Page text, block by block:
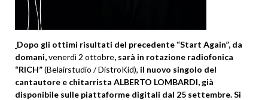
Dopo gli ottimi risultati del precedente “Start Again”, da
domani,venerdì 2 ottobre, sarà in rotazione radiofonica
“RICH”(Belairstudio / DistroKid), il nuovo singolo del
cantautore e chitarrista ALBERTO LOMBARDI, già
disponibile sulle piattaforme digitali dal 25 settembre. Si